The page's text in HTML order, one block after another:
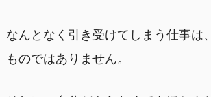
なんとなく引き受けてしまう仕事は
ものではありません。